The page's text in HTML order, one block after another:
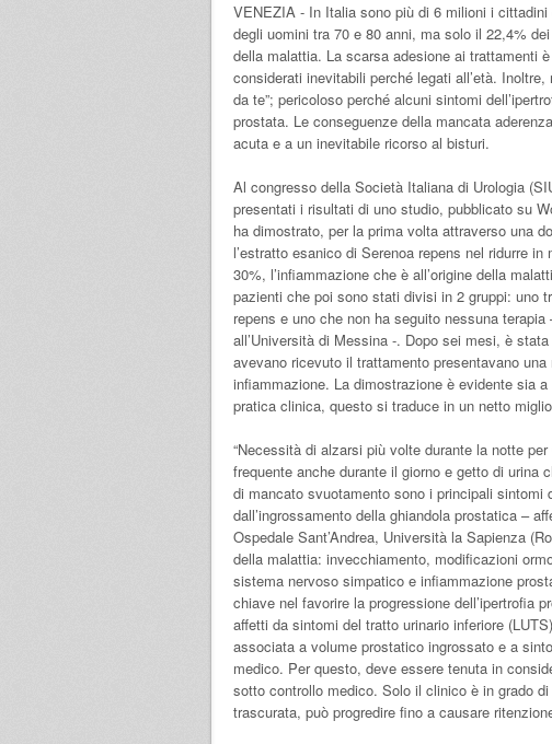
VENEZIA - In Italia sono più di 6 milioni i
degli uomini tra 70 e 80 anni, ma solo il 22,4%
della malattia. La scarsa adesione ai trattamenti
considerati inevitabili perché legati all’età.
da te”; pericoloso perché alcuni sintomi
prostata. Le conseguenze della mancata
acuta e a un inevitabile ricorso al bisturi.
Al congresso della Società Italiana di Urologia
presentati i risultati di uno studio, pubblicato su
ha dimostrato, per la prima volta attraverso una
l’estratto esanico di Serenoa repens nel ridurre
30%, l’infiammazione che è all’origine della
pazienti che poi sono stati divisi in 2 gruppi: uno
repens e uno che non ha seguito nessuna
all’Università di Messina -. Dopo sei mesi, è
avevano ricevuto il trattamento presentavano
infiammazione. La dimostrazione è evidente sia
pratica clinica, questo si traduce in un netto
“Necessità di alzarsi più volte durante la notte
frequente anche durante il giorno e getto di urina
di mancato svuotamento sono i principali sintomi
dall’ingrossamento della ghiandola prostatica –
Ospedale Sant’Andrea, Università la Sapienza
della malattia: invecchiamento, modificazioni
sistema nervoso simpatico e infiammazione
chiave nel favorire la progressione dell’ipertrofia
affetti da sintomi del tratto urinario inferiore
associata a volume prostatico ingrossato e a
medico. Per questo, deve essere tenuta in
sotto controllo medico. Solo il clinico è in grado
trascurata, può progredire fino a causare